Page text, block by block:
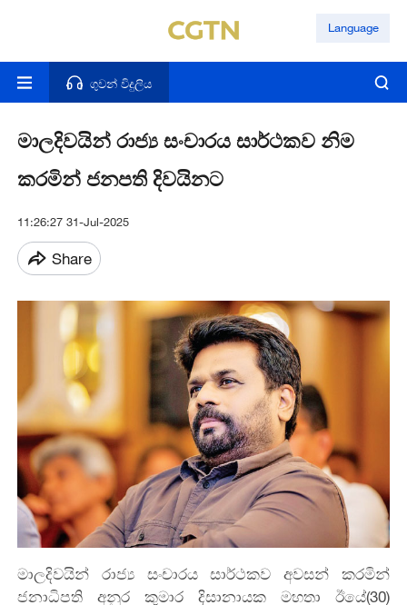
Language
ගුවන් විදුලිය
මාලදිවයින් රාජ්‍ය සංචාරය සාර්ථකව නිම
කරමින් ජනපති දිවයිනට
11:26:27 31-Jul-2025
Share
මාලදිවයින් රාජ්‍ය සංචාරය සාර්ථකව අවසන් කරමින්
ජනාධිපති අනුර කුමාර දිසානායක මහතා ඊයේ(30)